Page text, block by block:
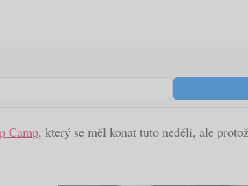
Camp, který se měl konat tuto neděli, ale